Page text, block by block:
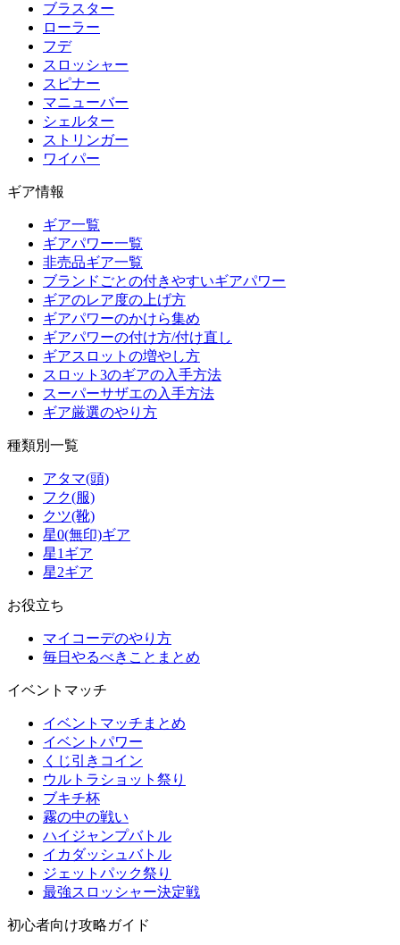
ブラスター
ローラー
フデ
スロッシャー
スピナー
マニューバー
シェルター
ストリンガー
ワイパー
ギア情報
ギア一覧
ギアパワー一覧
非売品ギア一覧
ブランドごとの付きやすいギアパワー
ギアのレア度の上げ方
ギアパワーのかけら集め
ギアパワーの付け方/付け直し
ギアスロットの増やし方
スロット3のギアの入手方法
スーパーサザエの入手方法
ギア厳選のやり方
種類別一覧
アタマ(頭)
フク(服)
クツ(靴)
星0(無印)ギア
星1ギア
星2ギア
お役立ち
マイコーデのやり方
毎日やるべきことまとめ
イベントマッチ
イベントマッチまとめ
イベントパワー
くじ引きコイン
ウルトラショット祭り
ブキチ杯
霧の中の戦い
ハイジャンプバトル
イカダッシュバトル
ジェットパック祭り
最強スロッシャー決定戦
初心者向け攻略ガイド